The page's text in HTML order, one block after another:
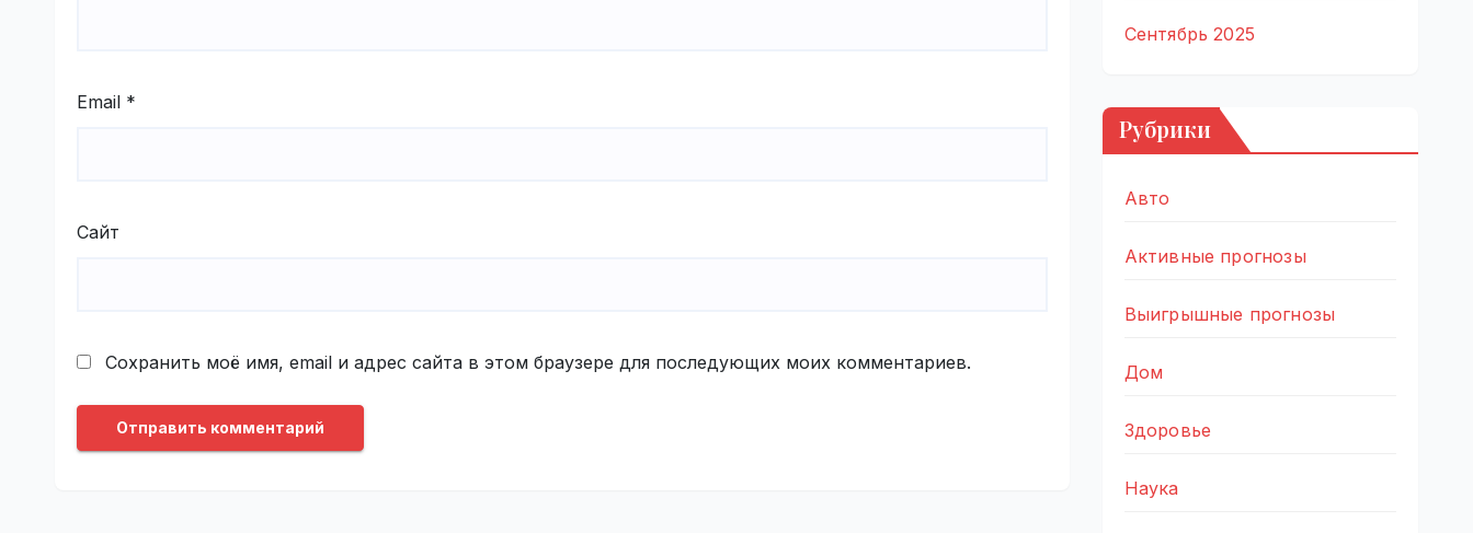
Email *
Сайт
Сохранить моё имя, email и адрес сайта в этом браузере для последующих моих комментариев.
Сентябрь 2025
Рубрики
Авто
Активные прогнозы
Выигрышные прогнозы
Дом
Здоровье
Наука